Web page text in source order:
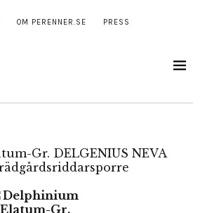
OM PERENNER.SE PRESS